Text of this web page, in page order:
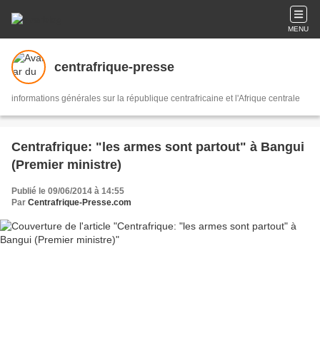
MENU
centrafrique-presse
informations générales sur la république centrafricaine et l'Afrique centrale
Centrafrique: "les armes sont partout" à Bangui
(Premier ministre)
Publié le 09/06/2014 à 14:55
Par Centrafrique-Presse.com